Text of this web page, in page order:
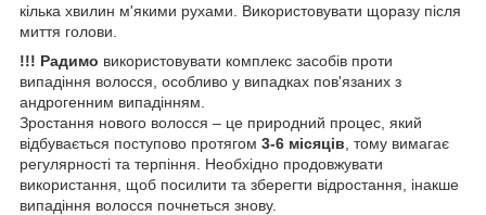
кілька хвилин м'якими рухами. Використовувати щоразу після
миття голови.
!!! Радимо використовувати комплекс засобів проти
випадіння волосся, особливо у випадках пов'язаних з
андрогенним випадінням.
Зростання нового волосся – це природний процес, який
відбувається поступово протягом 3-6 місяців , тому вимагає
регулярності та терпіння. Необхідно продовжувати
використання, щоб посилити та зберегти відростання, інакше
випадіння волосся почнеться знову.